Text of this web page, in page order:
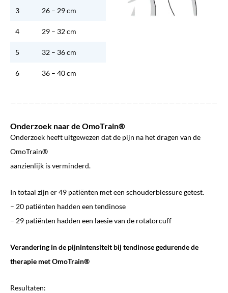
3 26 – 29 cm
4 29 – 32 cm
5 32 – 36 cm
6 36 – 40 cm
Onderzoek naar de OmoTrain®
Onderzoek heeft uitgewezen dat de pijn na het dragen van de
OmoTrain®
aanzienlijk is verminderd.
In totaal zijn er 49 patiënten met een schouderblessure getest.
– 20 patiënten hadden een tendinose
– 29 patiënten hadden een laesie van de rotatorcuff
Verandering in de pijnintensiteit bij tendinose gedurende de
therapie met OmoTrain®
Resultaten: